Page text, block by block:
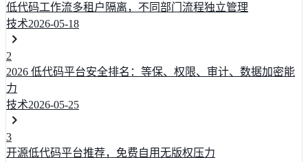
低代码工作流多租户隔离，不同部门流程独立管理
技术2026-05-18
2
2026 低代码平台安全排名：等保、权限、审计、数据加密能
力
技术2026-05-25
3
开源低代码平台推荐，免费自用无版权压力